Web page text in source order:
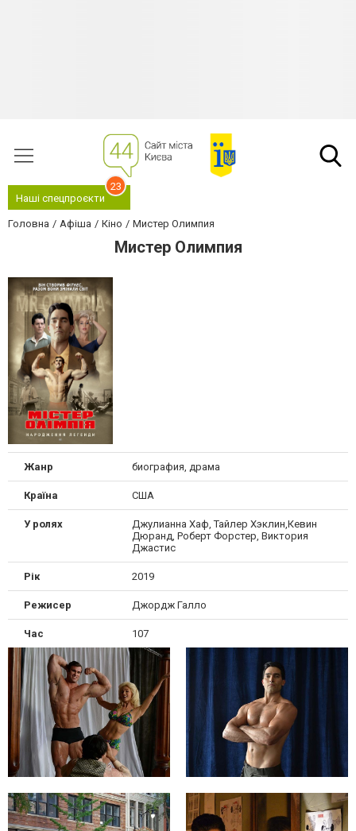
Наші спецпроєкти
23
Головна Афіша Кіно Мистер Олимпия
Мистер Олимпия
Жанр биография, драма
Країна США
У ролях
Джулианна Хаф, Тайлер Хэклин,Кевин
Дюранд, Роберт Форстер, Виктория
Джастис
Рік 2019
Режисер Джордж Галло
Час 107